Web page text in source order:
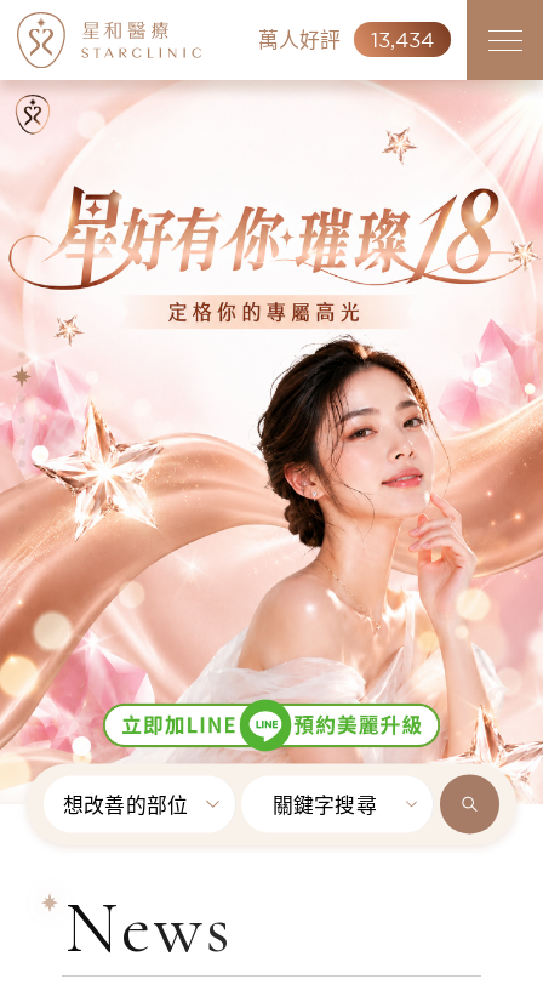
萬人好評 13,434
想改善的部位 關鍵字搜尋
News